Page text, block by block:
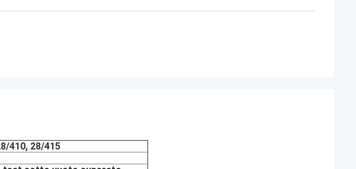
410, 28/415